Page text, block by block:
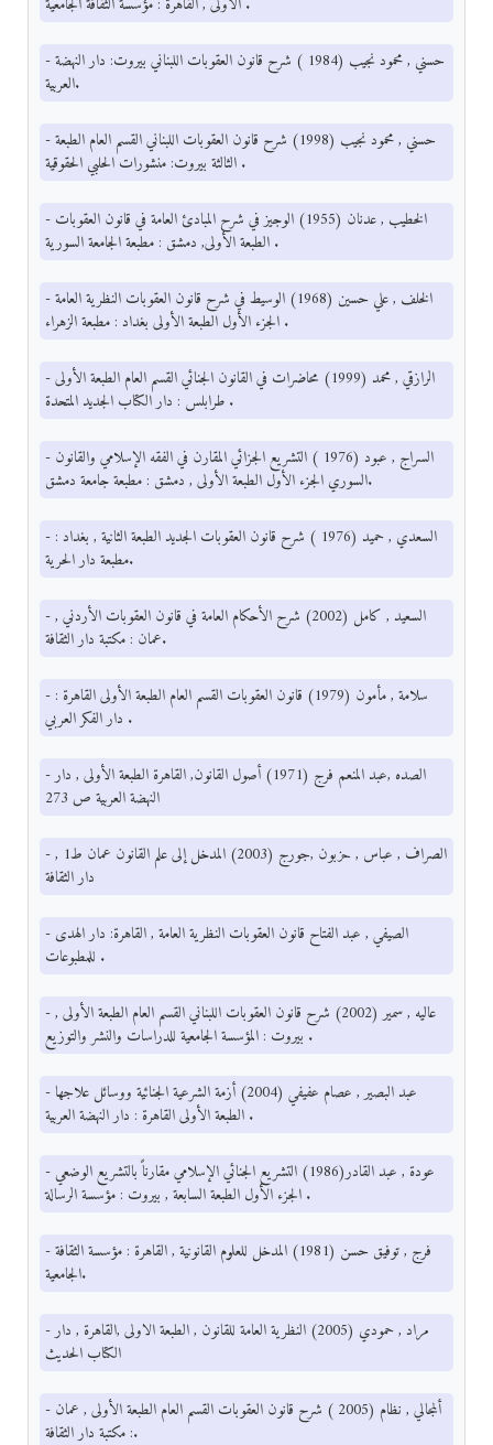
- حسني , محمود نجيب (1984 ) شرح قانون العقوبات اللبناني بيروت: دار النهضة
العربية.
- حسني , محمود نجيب (1998) شرح قانون العقوبات اللبناني القسم العام الطبعة
الثالثة بيروت: منشورات الحلبي الحقوقية .
- الخطيب , عدنان (1955) الوجيز في شرح المبادئ العامة في قانون العقوبات
الطبعة الأولى, دمشق : مطبعة الجامعة السورية .
- الخلف , علي حسين (1968) الوسيط في شرح قانون العقوبات النظرية العامة
الجزء الأول الطبعة الأولى بغداد : مطبعة الزهراء .
- الرازقي , محمد (1999) محاضرات في القانون الجنائي القسم العام الطبعة الأولى
طرابلس : دار الكتاب الجديد المتحدة .
- السراج , عبود (1976 ) التشريع الجزائي المقارن في الفقه الإسلامي والقانون
السوري الجزء الأول الطبعة الأولى , دمشق : مطبعة جامعة دمشق.
- السعدي , حميد (1976 ) شرح قانون العقوبات الجديد الطبعة الثانية , بغداد :
مطبعة دار الحرية.
- السعيد , كامل (2002) شرح الأحكام العامة في قانون العقوبات الأردني ,
عمان : مكتبة دار الثقافة.
- سلامة , مأمون (1979) قانون العقوبات القسم العام الطبعة الأولى القاهرة :
دار الفكر العربي .
- الصده ,عبد المنعم فرج (1971) أصول القانون, القاهرة الطبعة الأولى , دار
النهضة العربية ص 273
- الصراف , عباس , حزبون ,جورج (2003) المدخل إلى علم القانون عمان ط1 ,
دار الثقافة
- الصيفي , عبد الفتاح قانون العقوبات النظرية العامة , القاهرة: دار الهدى
للمطبوعات .
- عاليه , سمير (2002) شرح قانون العقوبات اللبناني القسم العام الطبعة الأولى ,
بيروت : المؤسسة الجامعية للدراسات والنشر والتوزيع .
- عبد البصير , عصام عفيفي (2004) أزمة الشرعية الجنائية ووسائل علاجها
الطبعة الأولى القاهرة : دار النهضة العربية .
- عودة , عبد القادر(1986) التشريع الجنائي الإسلامي مقارناً بالتشريع الوضعي
الجزء الأول الطبعة السابعة , بيروت : مؤسسة الرسالة .
- فرج , توفيق حسن (1981) المدخل للعلوم القانونية , القاهرة : مؤسسة الثقافة
الجامعية.
- مراد , حمودي (2005) النظرية العامة للقانون , الطبعة الاولى ,القاهرة , دار
الكتاب الحديث
- ألمجالي , نظام (2005 ) شرح قانون العقوبات القسم العام الطبعة الأولى , عمان
: مكتبة دار الثقافة.